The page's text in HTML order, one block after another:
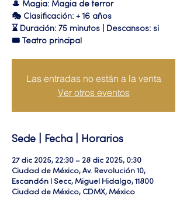
🎩 Magia: Magia de terror
🎭 Clasificación: + 16 años
⌛ Duración: 75 minutos | Descansos: si
🎟 Teatro principal
Las entradas no están a la venta
Ver otros eventos
Sede | Fecha | Horarios
27 dic 2025, 22:30 – 28 dic 2025, 0:30
Ciudad de México, Av. Revolución 10,
Escandón I Secc, Miguel Hidalgo, 11800
Ciudad de México, CDMX, México